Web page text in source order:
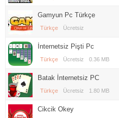
Gamyun Pc Türkçe
Türkçe Ücretsiz
İnternetsiz Pişti Pc
Türkçe Ücretsiz 0.36 MB
Batak İnternetsiz PC
Türkçe Ücretsiz 1.80 MB
Cikcik Okey